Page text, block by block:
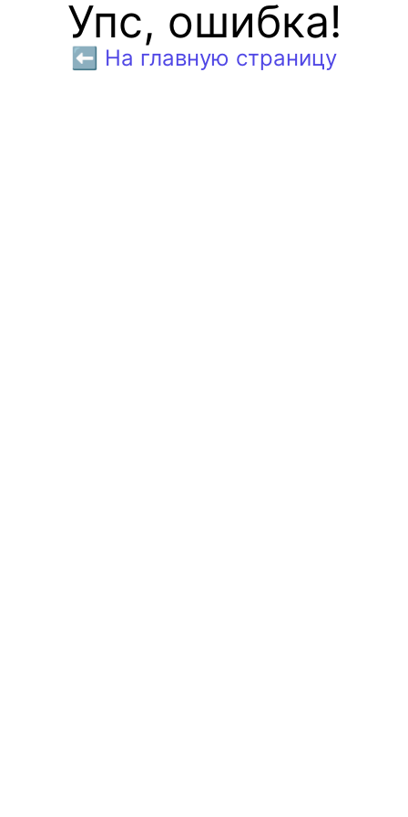
Упс, ошибка!
⬅️ На главную страницу